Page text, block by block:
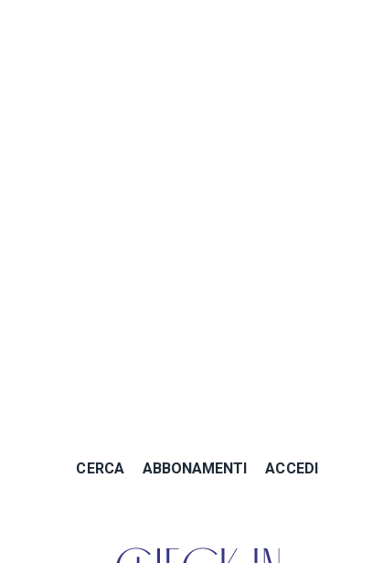
CERCA ABBONAMENTI ACCEDI